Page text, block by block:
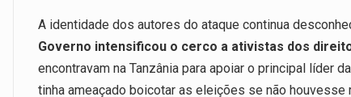
A identidade dos autores do ataque continua
Governo intensificou o cerco a ativistas dos
encontravam na Tanzânia para apoiar o principal líder
tinha ameaçado boicotar as eleições se não